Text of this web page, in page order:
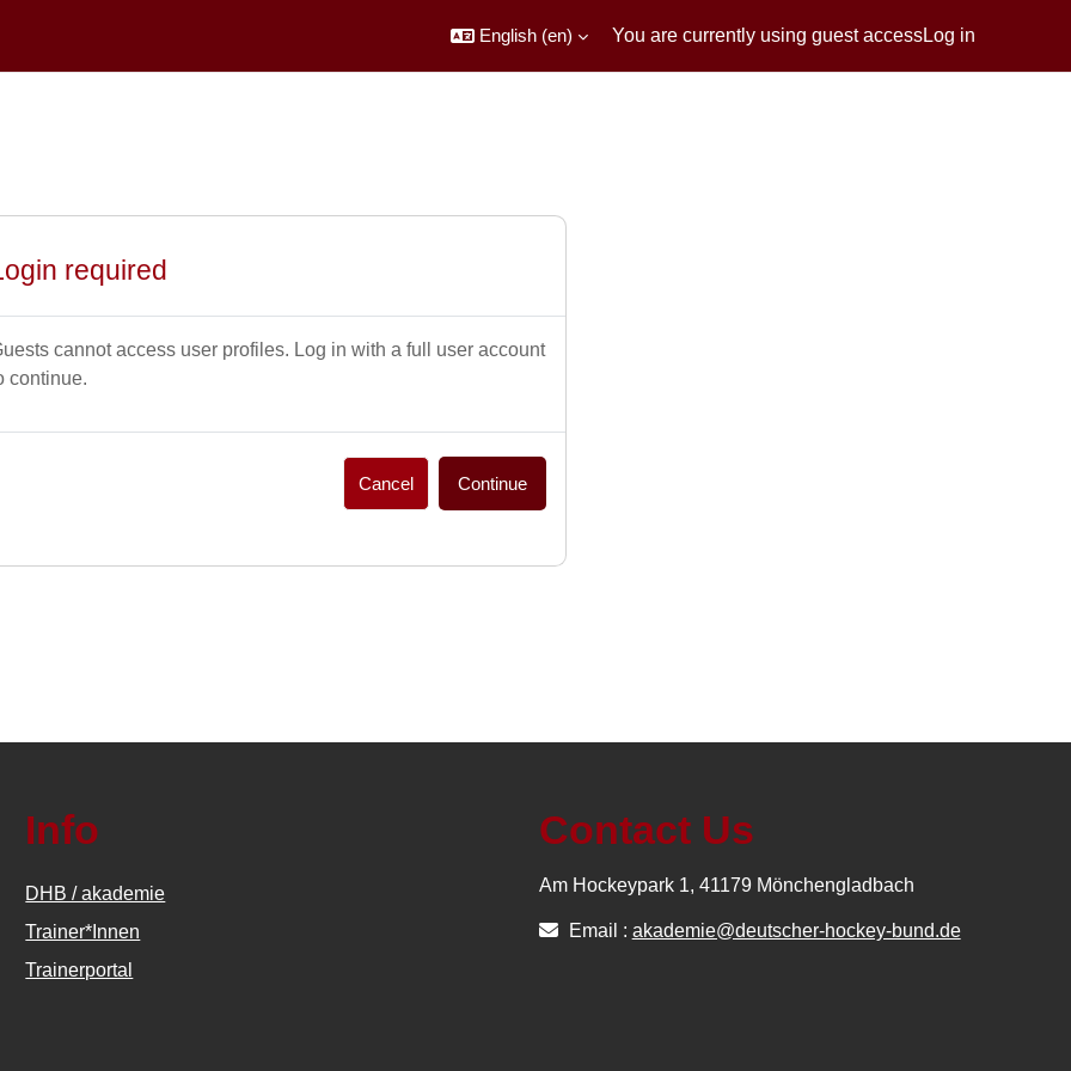
English ‎(en)‎ You are currently using guest accessLog in
required
cannot access user profiles. Log in with a full user account
continue.
Cancel Continue
Info
DHB / akademie
Trainer*Innen
Trainerportal
Contact Us
Am Hockeypark 1, 41179 Mönchengladbach
Email : akademie@deutscher-hockey-bund.de